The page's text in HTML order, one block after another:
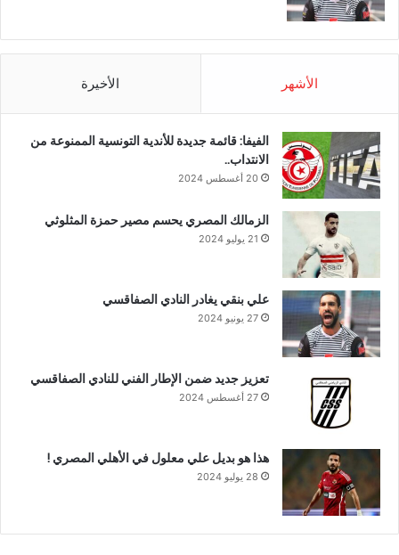
الأشهر الأخيرة
الفيفا: قائمة جديدة للأندية التونسية الممنوعة من
الانتداب..
20 أغسطس 2024
الزمالك المصري يحسم مصير حمزة المثلوثي
21 يوليو 2024
علي بنقي يغادر النادي الصفاقسي
27 يونيو 2024
تعزيز جديد ضمن الإطار الفني للنادي الصفاقسي
27 أغسطس 2024
هذا هو بديل علي معلول في الأهلي المصري !
28 يوليو 2024